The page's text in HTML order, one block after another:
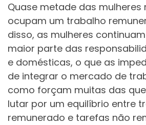
Quase metade das mulheres
ocupam um trabalho
disso, as mulheres
maior parte das
e domésticas, o que as
de integrar o mercado de
como forçam muitas das
lutar por um equilíbrio entre
remunerado e tarefas não